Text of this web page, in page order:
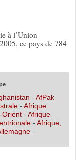
à l’Union
ce pays de 784
- AfPak
- Afrique
Orient - Afrique
- Afrique,
-